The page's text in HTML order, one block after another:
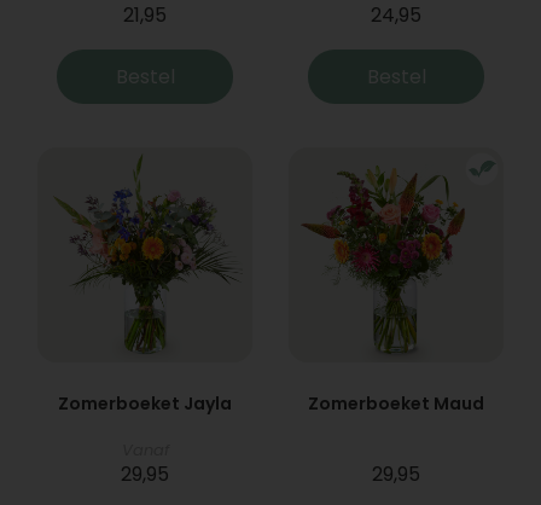
21,95
Bestel
24,95
Bestel
Zomerboeket Jayla
29,95
Zomerboeket Maud
29,95